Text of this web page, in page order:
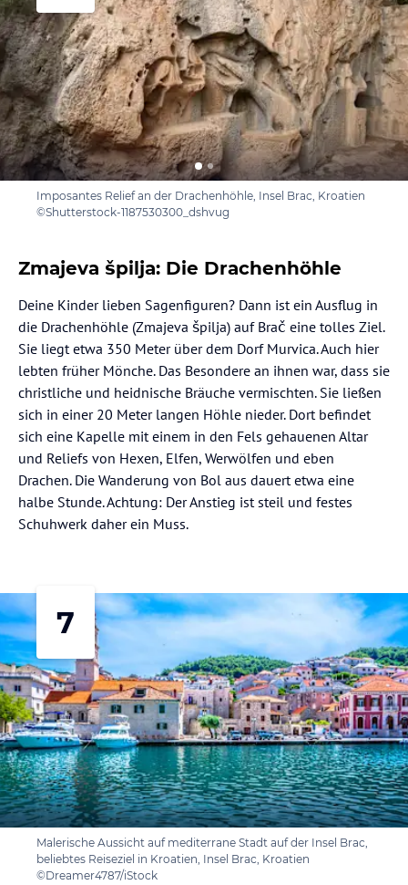
Imposantes Relief an der Drachenhöhle, Insel Brac, Kroatien
©Shutterstock-1187530300_dshvug
Zmajeva špilja: Die Drachenhöhle
Deine Kinder lieben Sagenfiguren? Dann ist ein Ausflug in
die Drachenhöhle (Zmajeva špilja) auf Brač eine tolles Ziel.
Sie liegt etwa 350 Meter über dem Dorf Murvica. Auch hier
lebten früher Mönche. Das Besondere an ihnen war, dass sie
christliche und heidnische Bräuche vermischten. Sie ließen
sich in einer 20 Meter langen Höhle nieder. Dort befindet
sich eine Kapelle mit einem in den Fels gehauenen Altar
und Reliefs von Hexen, Elfen, Werwölfen und eben
Drachen. Die Wanderung von Bol aus dauert etwa eine
halbe Stunde. Achtung: Der Anstieg ist steil und festes
Schuhwerk daher ein Muss.
7
Malerische Aussicht auf mediterrane Stadt auf der Insel Brac,
beliebtes Reiseziel in Kroatien, Insel Brac, Kroatien
©Dreamer4787/iStock